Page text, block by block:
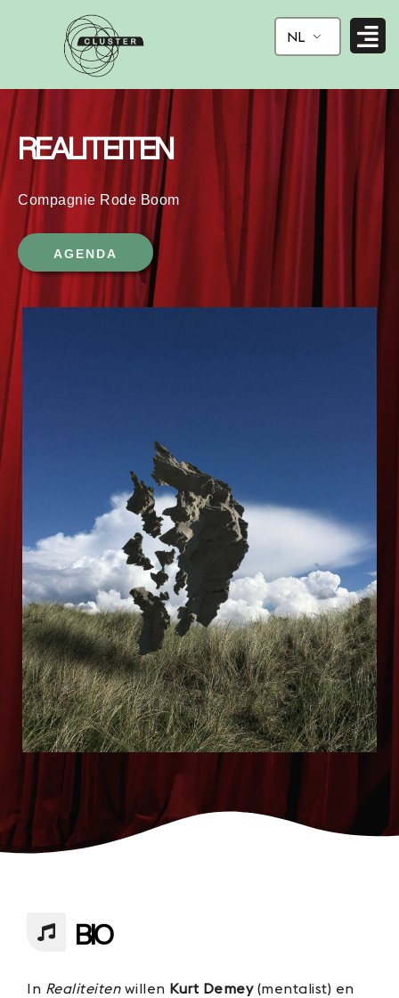
NL
REALITEITEN
Compagnie Rode Boom
AGENDA
BIO
In Realiteiten willen Kurt Demey (mentalist) en